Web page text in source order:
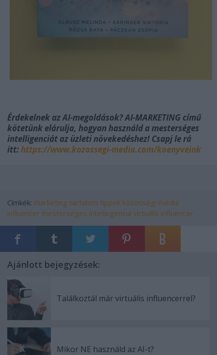
Érdekelnek az AI-megoldások? AI-MARKETING című
kötetünk elárulja, hogyan használd a mesterséges
intelligenciát az üzleti növekedéshez! Csapj le rá
itt:https://www.kozossegi-media.com/koenyveink
Címkék: marketing tartalom tippek közösségi média
influencer mesterséges intellingencia virtuális influencer
Ajánlott bejegyzések:
Találkoztál már virtuális influencerrel?
Mikor NE használd az AI-t?